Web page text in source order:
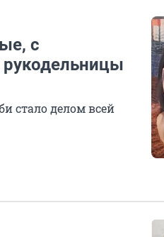
с
рукодельницы
стало делом всей